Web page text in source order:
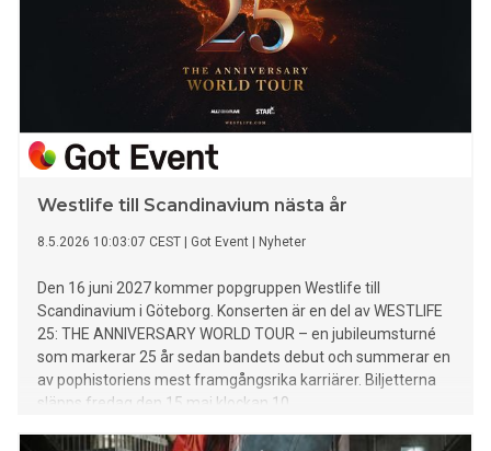
Westlife till Scandinavium nästa år
8.5.2026 10:03:07 CEST Got Event Nyheter
Den 16 juni 2027 kommer popgruppen Westlife till
Scandinavium i Göteborg. Konserten är en del av WESTLIFE
25: THE ANNIVERSARY WORLD TOUR – en jubileumsturné
som markerar 25 år sedan bandets debut och summerar en
av pophistoriens mest framgångsrika karriärer. Biljetterna
släpps fredag den 15 maj klockan 10.